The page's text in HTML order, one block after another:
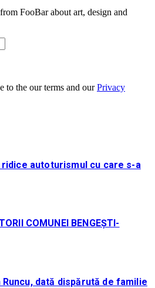
FooBar about art, design and
to the our terms and ourPrivacy
ridice autoturismul cu care s-a
COMUNEI BENGEȘTI-
Runcu, dată dispărută de familie